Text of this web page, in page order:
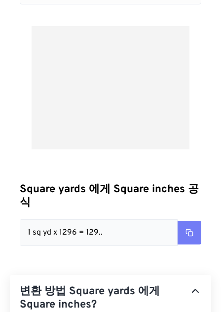
Square yards 에게 Square inches 공
식
1 sq yd x 1296 = 129..
변환 방법 Square yards 에게
Square inches?